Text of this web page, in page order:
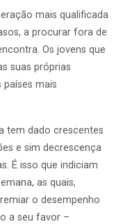
mais qualificada
a procurar fora de
Os jovens que
suas próprias
mais
tem dado crescentes
e sim decrescença
É isso que indiciam
as quais,
o desempenho
a seu favor –